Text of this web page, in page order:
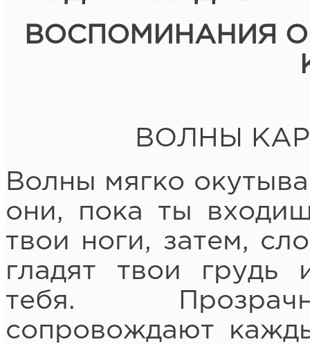
ВОСПОМИНАНИЯ
ВОЛНЫ
Волны мягко
они, пока ты
твои ноги, затем,
гладят твои грудь
тебя.
сопровождают